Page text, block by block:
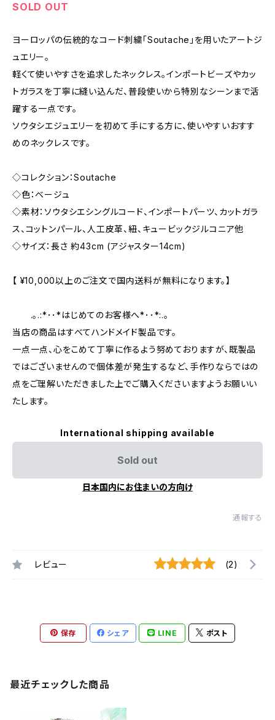
SOLD OUT
ヨーロッパの伝統的なコード刺繍「Soutache」を用いたアートジ
ュエリー。
軽くて使いやすさを追求したネックレス。インポートビーズやカッ
トガラスを丁寧に縫い込んだ、普段使いから特別なシーンまで活
躍する一点です。
ソウタシエジュエリーを初めて手にする方に、使いやすいおすす
めのネックレスです。
◇コレクション：Soutache
◇色：ベージュ
◇素材：ソウタシエシングルコード、インポートパーツ、カットガラ
ス、コットンパール、人工皮革、紐、キュービックジルコニア他
◇サイズ：長さ 約43cm (アジャスター14cm)
【 ¥10,000以上のご注文で国内送料が無料になります。】
.｡.:*･･*はじめてのお客様へ*･･*:.｡
当店の商品はすべてハンドメイド製品です。
一点一点、心をこめて丁寧に作るよう努めておりますが、既製品
ではございませんので個体差が発生するなど、手作りならではの
点をご理解いただきました上でご購入くださいますようお願いい
たします。
International shipping available
Sold out
日本国内にお住まいの方向け
通報する
レビュー (2)
保存 シェア LINE ポスト
最近チェックした商品